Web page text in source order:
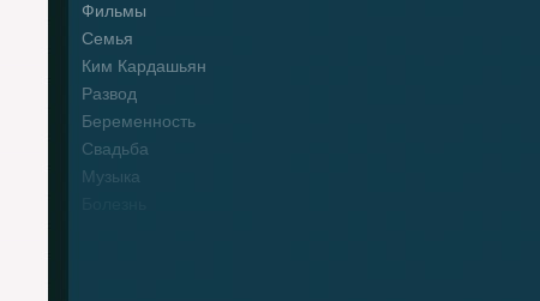
Фильмы
Семья
Ким Кардашьян
Развод
Беременность
Свадьба
Музыка